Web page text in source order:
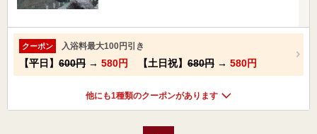
クーポン 入浴料最大100円引き
【平日】 600円 → 580円 【土日祝】 680円 → 580円
他にも1種類のクーポンがあります